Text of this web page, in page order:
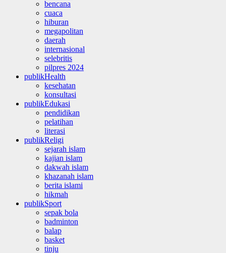
bencana
cuaca
hiburan
megapolitan
daerah
internasional
selebritis
pilpres 2024
publikHealth
kesehatan
konsultasi
publikEdukasi
pendidikan
pelatihan
literasi
publikReligi
sejarah islam
kajian islam
dakwah islam
khazanah islam
berita islami
hikmah
publikSport
sepak bola
badminton
balap
basket
tinju